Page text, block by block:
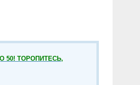
50! ТОРОПИТЕСЬ,